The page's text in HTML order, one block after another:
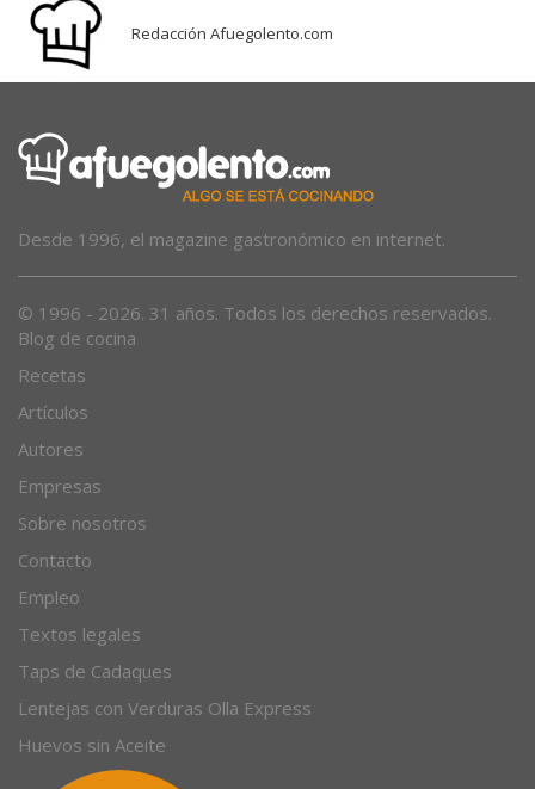
Redacción Afuegolento.com
Desde 1996, el magazine gastronómico en internet.
© 1996 - 2026. 31 años. Todos los derechos reservados.
Blog de cocina
Recetas
Artículos
Autores
Empresas
Sobre nosotros
Contacto
Empleo
Textos legales
Taps de Cadaques
Lentejas con Verduras Olla Express
Huevos sin Aceite